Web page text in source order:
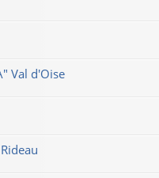
Val d'Oise